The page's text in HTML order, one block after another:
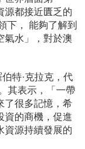
源都接近匱乏的
下， 能夠了解到
氣水」，對於澳
特·克拉克，代
其表示，「一帶
了很多記憶，希
資的商機，促進
資源持續發展的